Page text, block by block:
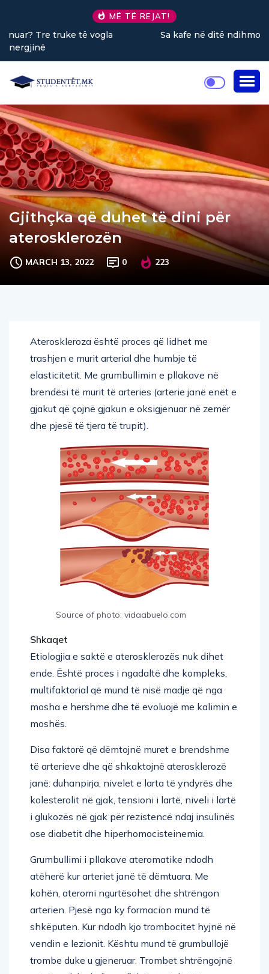
MË TË REJAT!
Sa kafe në ditë ndihmon në uljen e stresit?
Gjithçka që duhet të dini për
aterosklerozën
223
trashjen e murit arterial dhe humbje të
elasticitetit. Me grumbullimin e pllakave në
brendësi të murit të arteries (arterie janë enët e
gjakut që çojnë gjakun e oksigjenuar në zemër
dhe pjesë të tjera të trupit).
Source of photo: vidaabuelo.com
Etiologjia e saktë e aterosklerozës nuk dihet
ende. Është proces i ngadaltë dhe kompleks,
multifaktorial që mund të nisë madje që nga
mosha e hershme dhe të evoluojë me kalimin e
moshës.
të arterieve dhe që shkaktojnë aterosklerozë
janë: duhanpirja, nivelet e larta të yndyrës dhe
kolesterolit në gjak, tensioni i lartë, niveli i lartë
i glukozës në gjak për rezistencë ndaj insulinës
ose diabetit dhe hiperhomocisteinemia.
atëherë kur arteriet janë të dëmtuara. Me
kohën, ateromi ngurtësohet dhe shtrëngon
arterien. Pjesë nga ky formacion mund të
shkëputen. Kur ndodh kjo trombocitet hyjnë në
vendin e lezionit. Kështu mund të grumbullojë
trombe duke u gjeneruar. Trombet shtrëngojnë
arterien duke kufizuar fluksin e gjakut të